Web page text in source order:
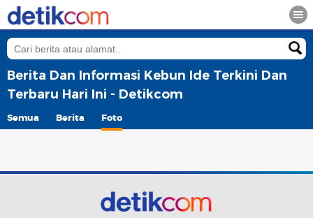
Berita Dan Informasi Kebun Ide Terkini Dan
Terbaru Hari Ini - Detikcom
Semua Berita Foto